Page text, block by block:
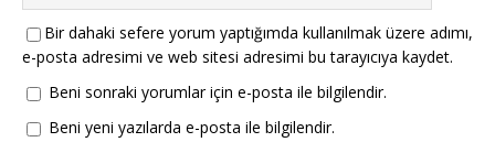
Bir dahaki sefere yorum yaptığımda kullanılmak üzere adımı,
e-posta adresimi ve web sitesi adresimi bu tarayıcıya kaydet.
Beni sonraki yorumlar için e-posta ile bilgilendir.
Beni yeni yazılarda e-posta ile bilgilendir.